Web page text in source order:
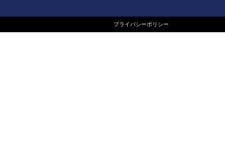
プライバシーポリシー